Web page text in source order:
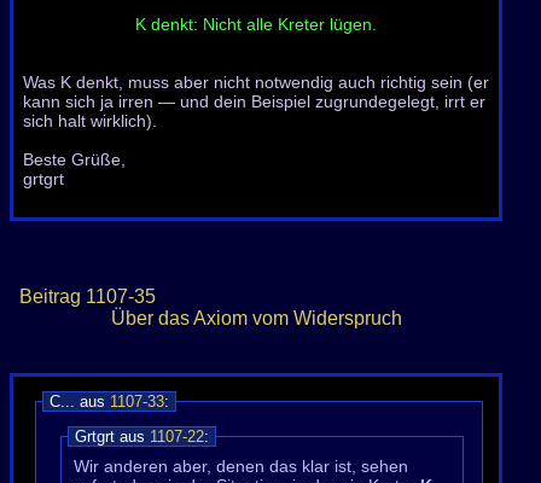
K denkt: Nicht alle Kreter lügen.
Was K denkt, muss aber nicht notwendig auch richtig sein (er
kann sich ja irren — und dein Beispiel zugrundegelegt, irrt er
sich halt wirklich).
Beste Grüße,
grtgrt
Beitrag 1107-35
Über das Axiom vom Widerspruch
C... aus 1107-33:
Grtgrt aus 1107-22:
Wir anderen aber, denen das klar ist, sehen